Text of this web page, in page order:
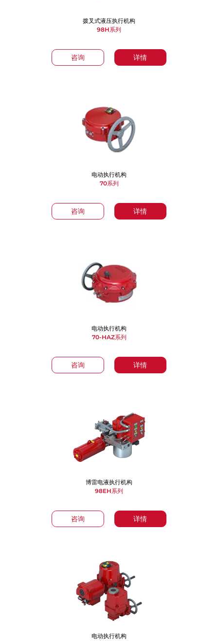
咨询 详情
拨叉式液压执行机构
98H系列
咨询 详情
电动执行机构
70系列
咨询 详情
电动执行机构
70-HAZ系列
咨询 详情
博雷电液执行机构
98EH系列
电动执行机构